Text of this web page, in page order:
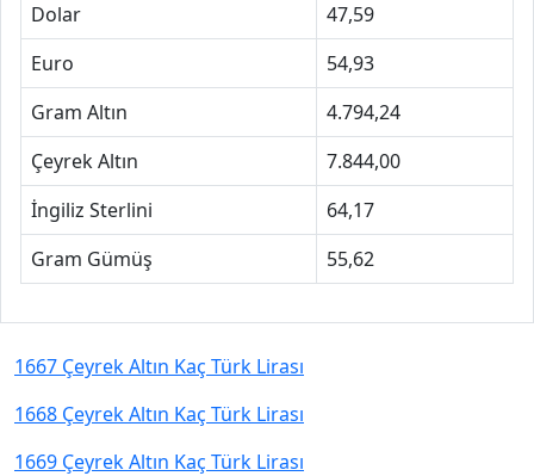
Dolar
47,59
Euro
54,93
Gram Altın
4.794,24
Çeyrek Altın
7.844,00
İngiliz Sterlini
64,17
Gram Gümüş
55,62
1667 Çeyrek Altın Kaç Türk Lirası
1668 Çeyrek Altın Kaç Türk Lirası
1669 Çeyrek Altın Kaç Türk Lirası